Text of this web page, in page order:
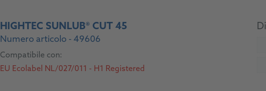
HIGHTEC SUNLUB® CUT 45
Numero articolo - 49606
Compatibile con:
EU Ecolabel NL/027/011 - H1 Registered